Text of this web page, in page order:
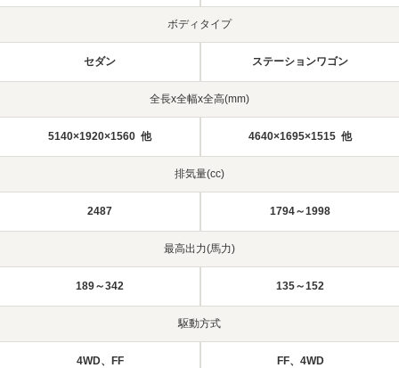
ボディタイプ
セダン ステーションワゴン
全長x全幅x全高(mm)
5140×1920×1560 他 4640×1695×1515 他
排気量(cc)
2487 1794～1998
最高出力(馬力)
189～342 135～152
駆動方式
4WD、FF FF、4WD